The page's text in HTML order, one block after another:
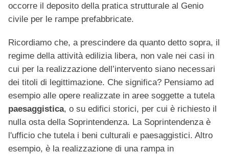
occorre il deposito della pratica strutturale al Genio
civile per le rampe prefabbricate.
Ricordiamo che, a prescindere da quanto detto sopra, il
regime della attività edilizia libera, non vale nei casi in
cui per la realizzazione dell’intervento siano necessari
dei titoli di legittimazione. Che significa? Pensiamo ad
esempio alle opere realizzate in aree soggette a tutela
paesaggistica, o su edifici storici, per cui è richiesto il
nulla osta della Soprintendenza. La Soprintendenza è
l'ufficio che tutela i beni culturali e paesaggistici. Altro
esempio, è la realizzazione di una rampa in